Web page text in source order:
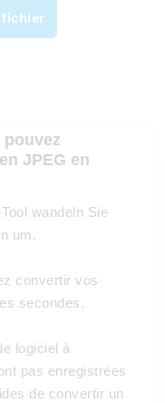
fichier
JPEG en
wandeln Sie
um.
convertir vos
secondes.
logiciel à
pas enregistrées
de convertir un